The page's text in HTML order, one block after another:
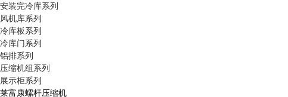
安装完冷库系列
风机库系列
冷库板系列
冷库门系列
铝排系列
压缩机组系列
展示柜系列
莱富康螺杆压缩机